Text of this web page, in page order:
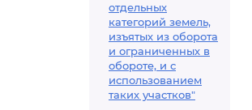
отдельных
категорий земель,
изъятых из оборота
и ограниченных в
обороте, и с
использованием
таких участков"